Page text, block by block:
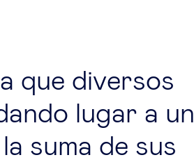
que diversos
lugar a un
suma de sus